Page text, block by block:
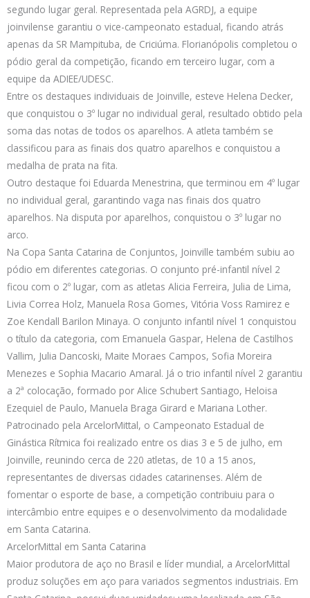
segundo lugar geral. Representada pela AGRDJ, a equipe
joinvilense garantiu o vice-campeonato estadual, ficando atrás
apenas da SR Mampituba, de Criciúma. Florianópolis completou o
pódio geral da competição, ficando em terceiro lugar, com a
equipe da ADIEE/UDESC.
Entre os destaques individuais de Joinville, esteve Helena Decker,
que conquistou o 3º lugar no individual geral, resultado obtido pela
soma das notas de todos os aparelhos. A atleta também se
classificou para as finais dos quatro aparelhos e conquistou a
medalha de prata na fita.
Outro destaque foi Eduarda Menestrina, que terminou em 4º lugar
no individual geral, garantindo vaga nas finais dos quatro
aparelhos. Na disputa por aparelhos, conquistou o 3º lugar no
arco.
Na Copa Santa Catarina de Conjuntos, Joinville também subiu ao
pódio em diferentes categorias. O conjunto pré-infantil nível 2
ficou com o 2º lugar, com as atletas Alicia Ferreira, Julia de Lima,
Livia Correa Holz, Manuela Rosa Gomes, Vitória Voss Ramirez e
Zoe Kendall Barilon Minaya. O conjunto infantil nível 1 conquistou
o título da categoria, com Emanuela Gaspar, Helena de Castilhos
Vallim, Julia Dancoski, Maite Moraes Campos, Sofia Moreira
Menezes e Sophia Macario Amaral. Já o trio infantil nível 2 garantiu
a 2ª colocação, formado por Alice Schubert Santiago, Heloisa
Ezequiel de Paulo, Manuela Braga Girard e Mariana Lother.
Patrocinado pela ArcelorMittal, o Campeonato Estadual de
Ginástica Rítmica foi realizado entre os dias 3 e 5 de julho, em
Joinville, reunindo cerca de 220 atletas, de 10 a 15 anos,
representantes de diversas cidades catarinenses. Além de
fomentar o esporte de base, a competição contribuiu para o
intercâmbio entre equipes e o desenvolvimento da modalidade
em Santa Catarina.
ArcelorMittal em Santa Catarina
Maior produtora de aço no Brasil e líder mundial, a ArcelorMittal
produz soluções em aço para variados segmentos industriais. Em